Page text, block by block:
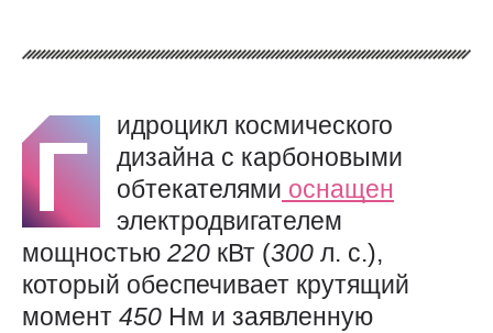
Г
идроцикл космического
дизайна с карбоновыми
обтекателями оснащен
электродвигателем
мощностью 220 кВт (300 л. с.),
который обеспечивает крутящий
момент 450 Нм и заявленную